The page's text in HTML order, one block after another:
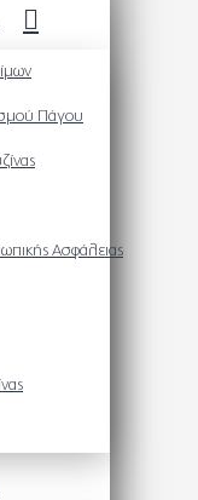
Πάγου
Ασφάλειας